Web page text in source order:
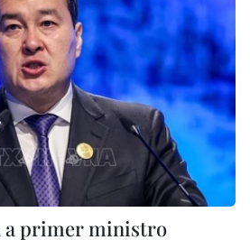
a primer ministro